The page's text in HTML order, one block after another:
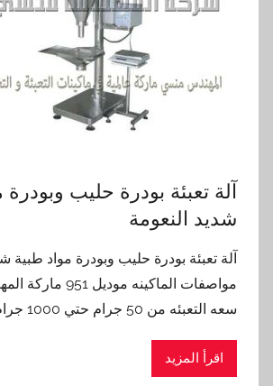
آلة تعبئة بودرة حليب وبودرة
شديد النعومة
آلة تعبئة بودرة حليب وبودرة مواد طبية
مواصفات الماكينه
سعه التعبئه من 50 جرام حتي 1000 جرام سرعة
اقرأ المزيد